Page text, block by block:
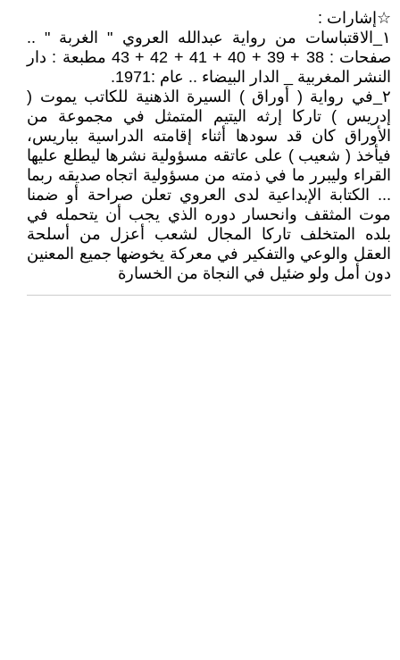
☆إشارات :
١_الاقتباسات من رواية عبدالله العروي " الغربة " ..
صفحات : 38 + 39 + 40 + 41 + 42 + 43 مطبعة : دار
النشر المغربية _ الدار البيضاء .. عام :1971.
٢_في رواية ( أوراق ) السيرة الذهنية للكاتب يموت (
إدريس ) تاركا إرثه اليتيم المتمثل في مجموعة من
الأوراق كان قد سودها أثناء إقامته الدراسية بباريس،
فيأخذ ( شعيب ) على عاتقه مسؤولية نشرها ليطلع عليها
القراء وليبرر ما في ذمته من مسؤولية اتجاه صديقه ربما
... الكتابة الإبداعية لدى العروي تعلن صراحة أو ضمنا
موت المثقف وانحسار دوره الذي يجب أن يتحمله في
بلده المتخلف تاركا المجال لشعب أعزل من أسلحة
العقل والوعي والتفكير في معركة يخوضها جميع المعنين
دون أمل ولو ضئيل في النجاة من الخسارة